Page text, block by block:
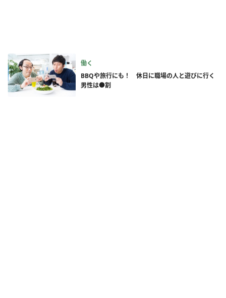
働く
BBQや旅行にも！ 休日に職場の人と遊びに行く
男性は●割